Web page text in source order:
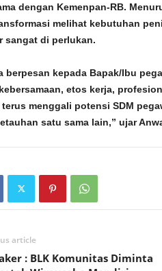
dengan Kemenpan-RB.
melihat kebutuhan
sangat di perlukan.
berpesan kepada Bapak/Ibu
etos kerja,
terus menggali potensi SDM
satu sama lain,” ujar
article
: BLK Komunitas Diminta